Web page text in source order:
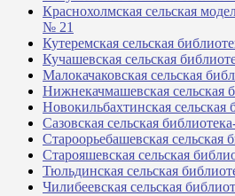
Краснохолмская сельская
№ 21
Кутеремская сельская
Кучашевская сельская
Малокачаковская сельская
Нижнекачмашевская сельская
Новокильбахтинская
Сазовская сельская
Староорьебашевская
Старояшевская сельская
Тюльдинская сельская
Чилибеевская сельская